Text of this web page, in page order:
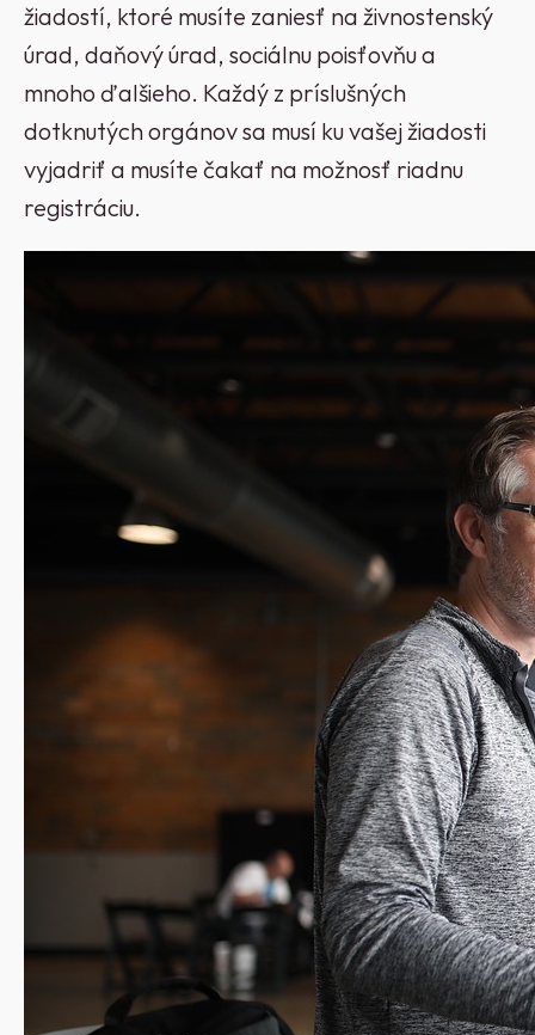
žiadostí, ktoré musíte zaniesť na živnostenský
úrad, daňový úrad, sociálnu poisťovňu a
mnoho ďalšieho. Každý z príslušných
dotknutých orgánov sa musí ku vašej žiadosti
vyjadriť a musíte čakať na možnosť riadnu
registráciu.